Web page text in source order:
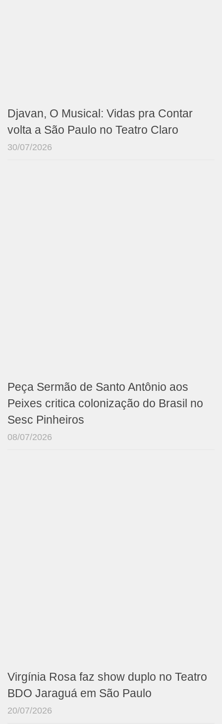
Djavan, O Musical: Vidas pra Contar
volta a São Paulo no Teatro Claro
30/07/2026
Peça Sermão de Santo Antônio aos
Peixes critica colonização do Brasil no
Sesc Pinheiros
08/07/2026
Virgínia Rosa faz show duplo no Teatro
BDO Jaraguá em São Paulo
20/07/2026